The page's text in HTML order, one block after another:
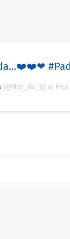
(@flor_de_p) el